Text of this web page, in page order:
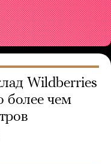
Wildberries
более чем